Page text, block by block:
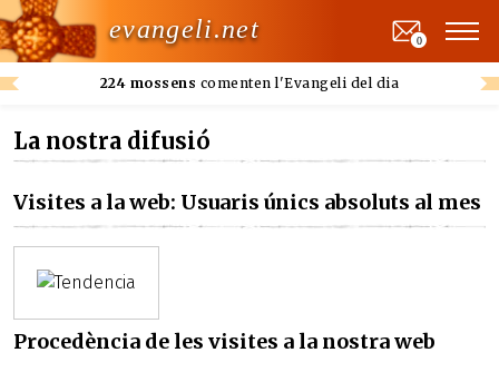
evangeli.net
224 mossens comenten l'Evangeli del dia
0
La nostra difusió
Visites a la web: Usuaris únics absoluts al mes
Procedència de les visites a la nostra web